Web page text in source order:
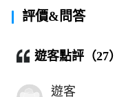
評價&問答
遊客點評（27）
遊客